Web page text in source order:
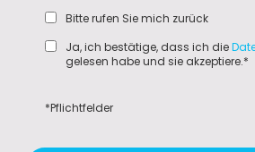
Bitte rufen Sie mich zurück
Ja, ich bestätige, dass ich die
gelesen habe und sie akzeptiere.*
*Pflichtfelder